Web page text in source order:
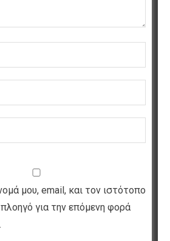
μου, email, και τον ιστότοπο
για την επόμενη φορά